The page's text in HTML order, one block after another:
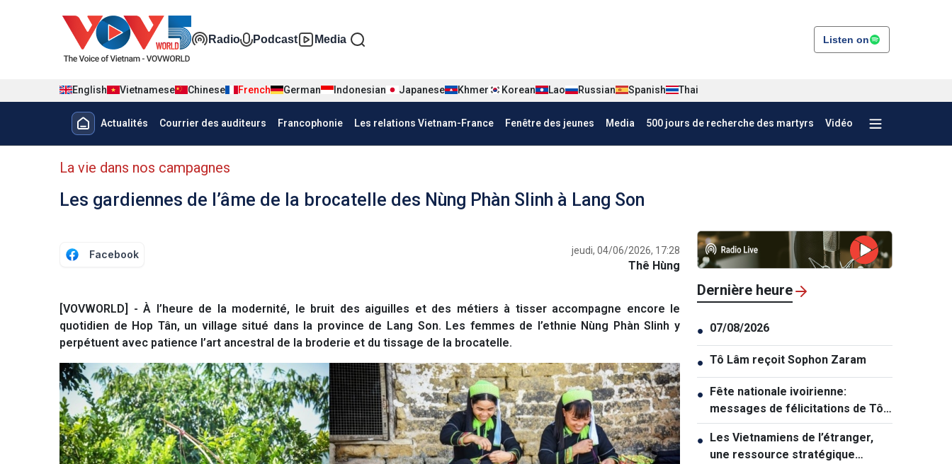
Đa phương tiện tiếng Pháp
Radio Podcast Media Listen on
English Vietnamese Chinese French German Indonesian Japanese Khmer Korean Lao Russian Spanish Thai
Menu trang chủ tiếng Pháp
Actualités Courrier des auditeurs Francophonie Les relations Vietnam-France Fenêtre des jeunes Media 500 jours de recherche des martyrs Vidéo
menu phụ tiếng Pháp
La vie dans nos campagnes
Les gardiennes de l’âme de la brocatelle des Nùng Phàn Slinh à Lang Son
Facebook jeudi, 04/06/2026, 17:28
Thê Hùng
[VOVWORLD] - À l’heure de la modernité, le bruit des aiguilles et des métiers à tisser accompagne encore le
quotidien de Hop Tân, un village situé dans la province de Lang Son. Les femmes de l’ethnie Nùng Phàn Slinh y
perpétuent avec patience l’art ancestral de la broderie et du tissage de la brocatelle.
Dernière heure
● 07/08/2026
● Tô Lâm reçoit Sophon Zaram
● Fête nationale ivoirienne:
messages de félicitations de Tô
Lâm et de Lê Hoài Trung
● Les Vietnamiens de l’étranger,
une ressource stratégique